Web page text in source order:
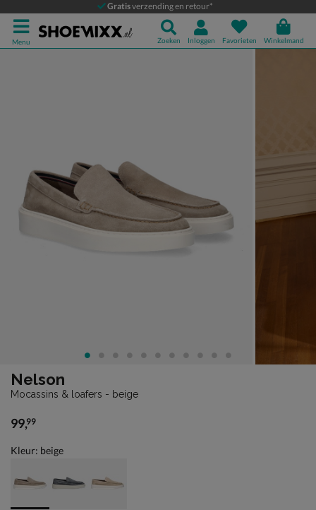
Gratisverzending en retour*
Menu Zoeken Inloggen Favorieten Winkelmand
Mocassins & loafers
Nelson
Mocassins & loafers - beige
€ 99,99
99,99
Kleur: beige